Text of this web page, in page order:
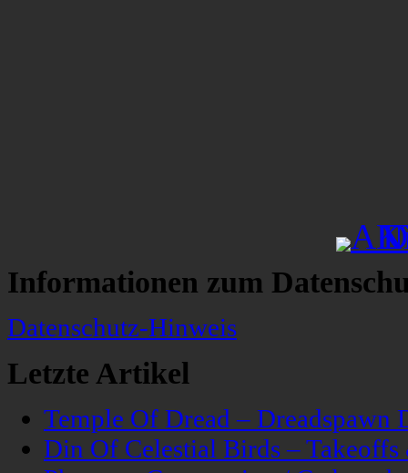
Informationen zum
Datenschutz-Hinweis
Letzte Artikel
Temple Of Dread – Dreadspawn
Din Of Celestial Birds –